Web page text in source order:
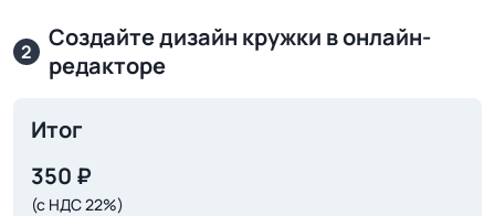
2
Создайте дизайн кружки в онлайн-
редакторе
Итог
350 ₽
(с НДС 22%)